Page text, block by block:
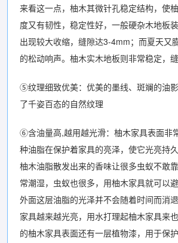
来看这一点，柚木其微针孔稳定结构，使
度又有韧性，稳定性好，一般硬杂木地板
出现较大收缩，缝隙达3-4mm；而夏天又
的松动响声。柚木实木地板则非常稳定，
⑤纹理细致优美：优美的墨线、斑斓的油
了千姿百态的自然纹理
⑥含油量高,越用越光滑：柚木家具表面非
种油脂在保护着家具的亮泽，使它光亮持
柚木油脂散发出来的香味让很多虫蚁不敢
常潮湿，虫蚁也很多，用柚木家具就可以
外面这层油脂的光泽并不会随着时间而消
家具越来越光亮，用水打理起柚木家具来
的柚木家具表面还有一层植物漆，用于保